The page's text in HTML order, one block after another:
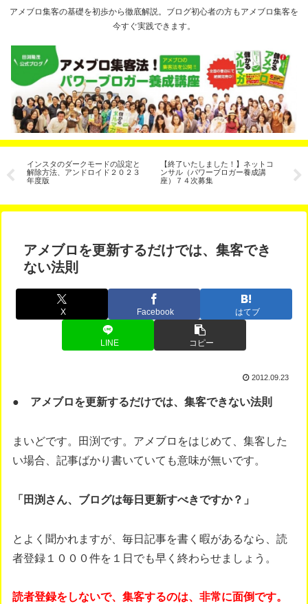
アメブロ集客の基礎を初歩から徹底解説。ブログ初心者の方もアメブロ集客を
今すぐ実践できます。
インスタのダークモードの設定と
解除方法、アンドロイド２０２３
年度版
【終了いたしました！】ネットコ
ンサル（パワーブロガー養成講
座）７４次募集
は？
アメブロを更新するだけでは、集客でき
ない法則
X Facebook はてブ
LINE コピー
2012.09.23
● アメブロを更新するだけでは、集客できない法則
まいどです。田渕です。アメブロをはじめて、集客した
い場合、記事ばかり書いていても意味が無いです。
「田渕さん、ブログは毎日更新すべきですか？」
とよく聞かれますが、毎日記事を書く暇があるなら、読
者登録１０００件を１日でも早く終わらせましょう。
読者登録をしないで、集客するのは、非常に面倒です。